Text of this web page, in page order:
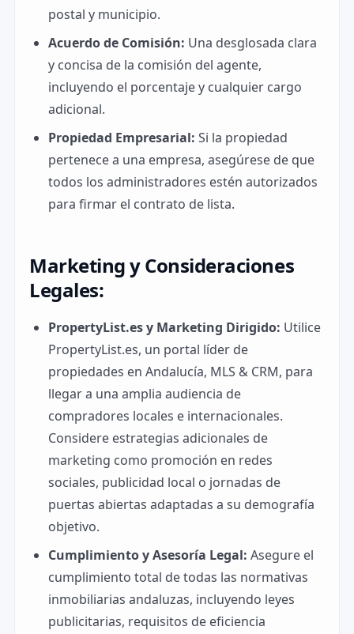
postal y municipio.
Acuerdo de Comisión: Una desglosada clara
y concisa de la comisión del agente,
incluyendo el porcentaje y cualquier cargo
adicional.
Propiedad Empresarial: Si la propiedad
pertenece a una empresa, asegúrese de que
todos los administradores estén autorizados
para firmar el contrato de lista.
Marketing y Consideraciones
Legales:
PropertyList.es y Marketing Dirigido: Utilice
PropertyList.es, un portal líder de
propiedades en Andalucía, MLS & CRM, para
llegar a una amplia audiencia de
compradores locales e internacionales.
Considere estrategias adicionales de
marketing como promoción en redes
sociales, publicidad local o jornadas de
puertas abiertas adaptadas a su demografía
objetivo.
Cumplimiento y Asesoría Legal: Asegure el
cumplimiento total de todas las normativas
inmobiliarias andaluzas, incluyendo leyes
publicitarias, requisitos de eficiencia